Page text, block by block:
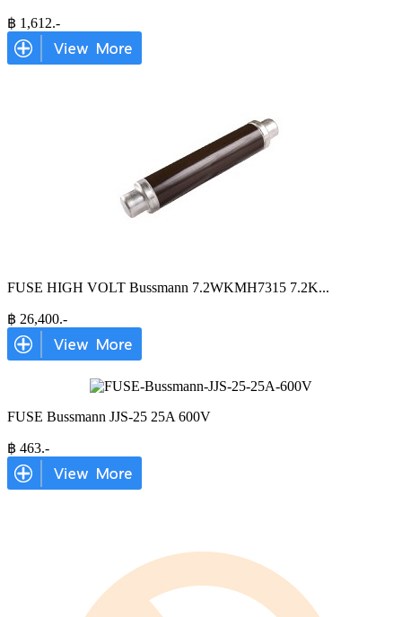
฿ 1,612.-
FUSE HIGH VOLT Bussmann 7.2WKMH7315 7.2K...
฿ 26,400.-
FUSE Bussmann JJS-25 25A 600V
฿ 463.-